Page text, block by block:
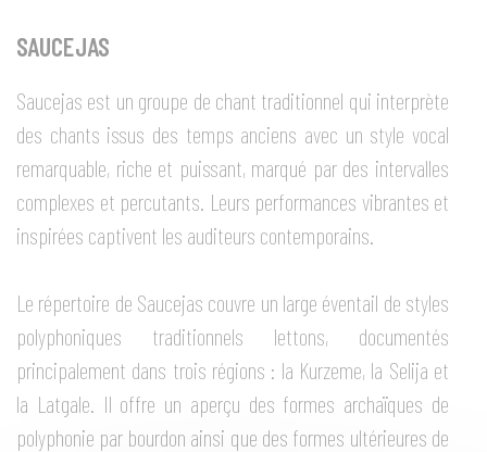
SAUCEJAS
Saucejas est un groupe de chant traditionnel qui interprète
des chants issus des temps anciens avec un style vocal
remarquable, riche et puissant, marqué par des intervalles
complexes et percutants. Leurs performances vibrantes et
inspirées captivent les auditeurs contemporains.
Le répertoire de Saucejas couvre un large éventail de styles
polyphoniques traditionnels lettons, documentés
principalement dans trois régions : la Kurzeme, la Selija et
la Latgale. Il offre un aperçu des formes archaïques de
polyphonie par bourdon ainsi que des formes ultérieures de